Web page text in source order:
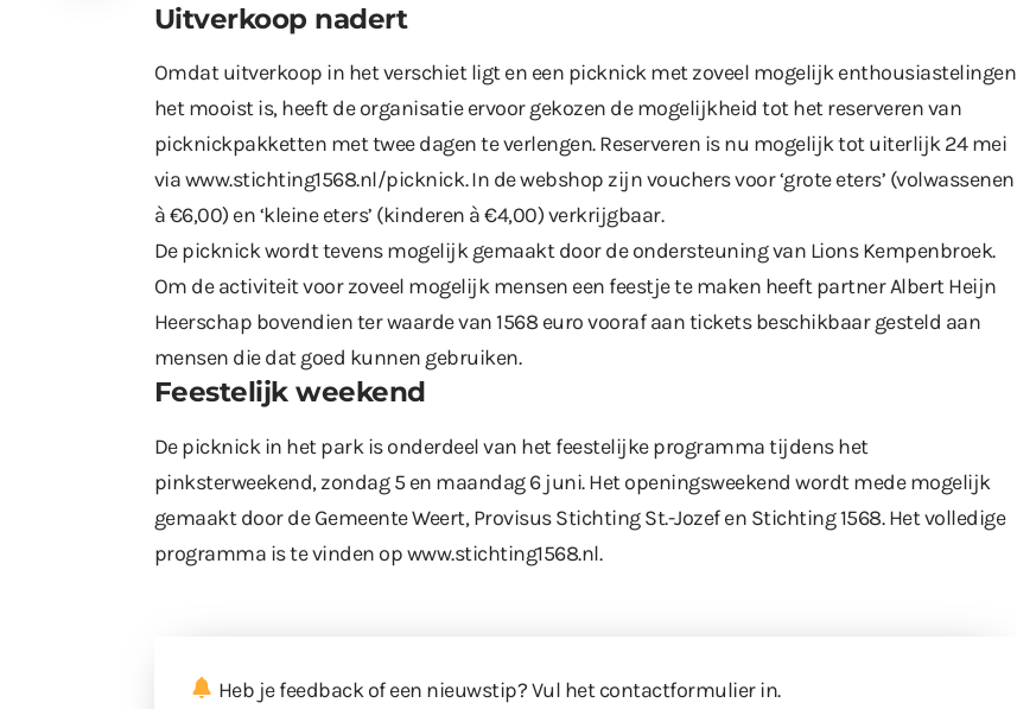
Uitverkoop nadert
Omdat uitverkoop in het verschiet ligt en een picknick met zoveel mogelijk enthousiastelingen
het mooist is, heeft de organisatie ervoor gekozen de mogelijkheid tot het reserveren van
picknickpakketten met twee dagen te verlengen. Reserveren is nu mogelijk tot uiterlijk 24 mei
viawww.stichting1568.nl/picknick. In de webshop zijn vouchers voor ‘grote eters’ (volwassenen
à €6,00) en ‘kleine eters’ (kinderen à €4,00) verkrijgbaar.
De picknick wordt tevens mogelijk gemaakt door de ondersteuning van Lions Kempenbroek.
Om de activiteit voor zoveel mogelijk mensen een feestje te maken heeft partner Albert Heijn
Heerschap bovendien ter waarde van 1568 euro vooraf aan tickets beschikbaar gesteld aan
mensen die dat goed kunnen gebruiken.
Feestelijk weekend
De picknick in het park is onderdeel van het feestelijke programma tijdens het
pinksterweekend, zondag 5 en maandag 6 juni. Het openingsweekend wordt mede mogelijk
gemaakt door de Gemeente Weert, Provisus Stichting St.-Jozef en Stichting 1568. Het volledige
programma is te vinden opwww.stichting1568.nl.
Heb je feedback of een nieuwstip? Vul het contactformulierin.